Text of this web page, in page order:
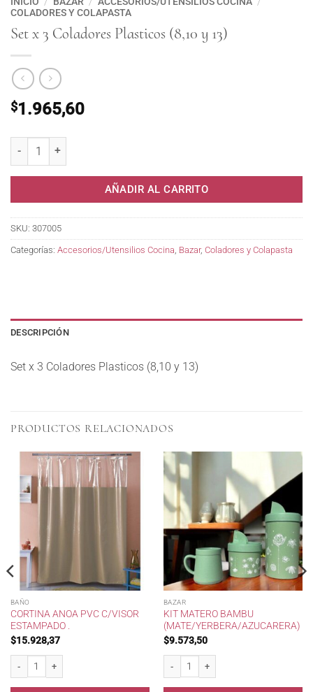
COLADORES Y COLAPASTA
Set x 3 Coladores Plasticos (8,10 y 13)
$1.965,60
AÑADIR AL CARRITO
SKU: 307005
Categorías: Accesorios/Utensilios Cocina, Bazar, Coladores y Colapasta
DESCRIPCIÓN
Set x 3 Coladores Plasticos (8,10 y 13)
PRODUCTOS RELACIONADOS
BAÑO
CORTINA ANOA PVC C/VISOR
ESTAMPADO .
$15.928,37
Cortina Anoa PVC c/Visor Estampado . cantidad
BAZAR
KIT MATERO BAMBU
(MATE/YERBERA/AZUCARERA)
$9.573,50
Kit Matero Bambu (Mate/Yerbera/